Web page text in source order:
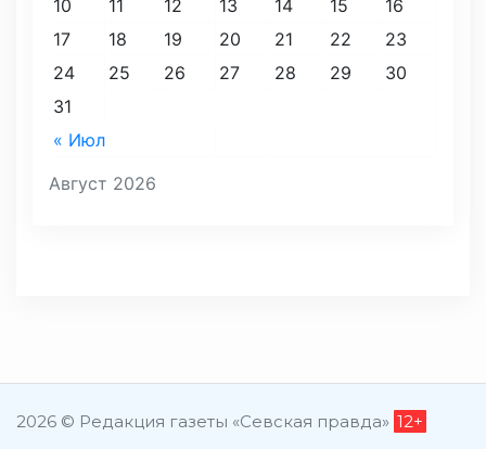
Август 2026
« Июл
10
11 12 13 14 15
16
17
18 19 20 21 22
23
24
25 26 27 28 29
30
31
2026 © Редакция газеты «Севская правда» 12+